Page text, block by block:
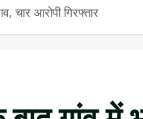
चार आरोपी गिरफ्तार